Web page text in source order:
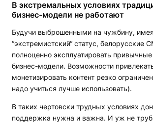
В экстремальных условиях
бизнес-модели не работают
Будучи выброшенными на чужбину, имея
“экстремистский“ статус, белорусские
полноценно эксплуатировать
бизнес-модели. Возможности
монетизировать контент резко
надо учиться лучше использовать).
В таких чертовски трудных условиях
поддержка нужна и важна. И уж не